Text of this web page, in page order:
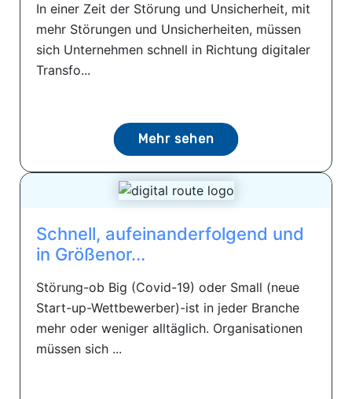
In einer Zeit der Störung und Unsicherheit, mit
mehr Störungen und Unsicherheiten, müssen
sich Unternehmen schnell in Richtung digitaler
Transfo...
Mehr sehen
Schnell, aufeinanderfolgend und
in Größenor...
Störung-ob Big (Covid-19) oder Small (neue
Start-up-Wettbewerber)-ist in jeder Branche
mehr oder weniger alltäglich. Organisationen
müssen sich ...